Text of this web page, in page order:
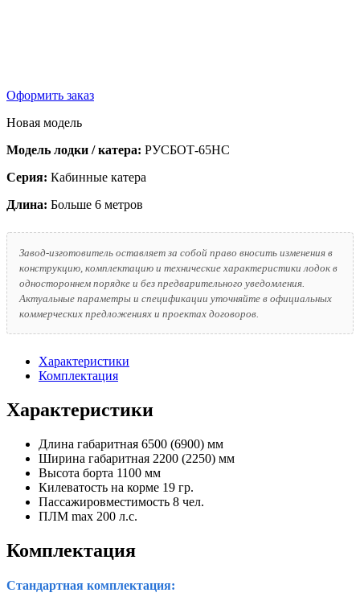
Оформить заказ
Новая модель
Модель лодки / катера: РУСБОТ-65HС
Серия: Кабинные катера
Длина: Больше 6 метров
Завод-изготовитель оставляет за собой право вносить изменения в
конструкцию, комплектацию и технические характеристики лодок в
одностороннем порядке и без предварительного уведомления.
Актуальные параметры и спецификации уточняйте в официальных
коммерческих предложениях и проектах договоров.
Характеристики
Комплектация
Характеристики
Длина габаритная 6500 (6900) мм
Ширина габаритная 2200 (2250) мм
Высота борта 1100 мм
Килеватость на корме 19 гр.
Пассажировместимость 8 чел.
ПЛМ max 200 л.с.
Комплектация
Стандартная комплектация: